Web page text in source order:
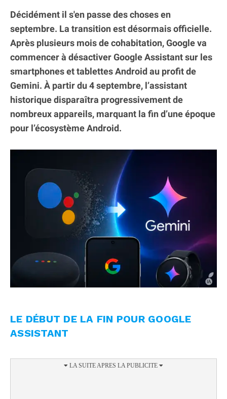
Décidément il s'en passe des choses en
septembre. La transition est désormais officielle.
Après plusieurs mois de cohabitation, Google va
commencer à désactiver Google Assistant sur les
smartphones et tablettes Android au profit de
Gemini. À partir du 4 septembre, l’assistant
historique disparaîtra progressivement de
nombreux appareils, marquant la fin d’une époque
pour l’écosystème Android.
LE DÉBUT DE LA FIN POUR GOOGLE
ASSISTANT